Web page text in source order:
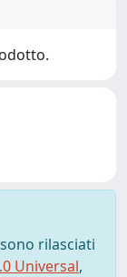
rilasciati
Universal,